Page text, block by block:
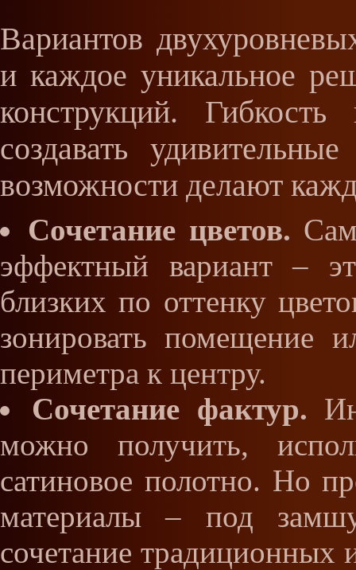
Вариантов
и каждое уникальное
конструкций.
создавать
возможности делают
Сочетание цветов.
эффектный вариант –
близких по оттенку
зонировать помещение
периметра к центру.
Сочетание фактур.
можно получить,
сатиновое полотно. Но
материалы – под
сочетание традиционных